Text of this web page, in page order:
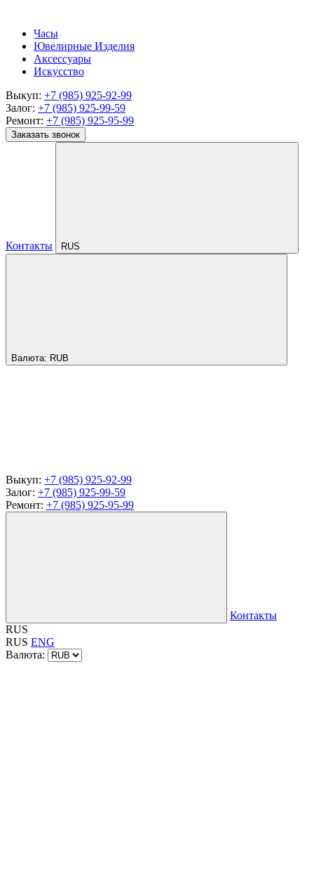
Часы
Ювелирные Изделия
Аксессуары
Искусство
Выкуп: +7 (985) 925-92-99
Залог: +7 (985) 925-99-59
Ремонт: +7 (985) 925-95-99
Заказать звонок
Контакты RUS
Валюта: RUB
Выкуп: +7 (985) 925-92-99
Залог: +7 (985) 925-99-59
Ремонт: +7 (985) 925-95-99
Контакты
RUS
RUS ENG
Валюта: